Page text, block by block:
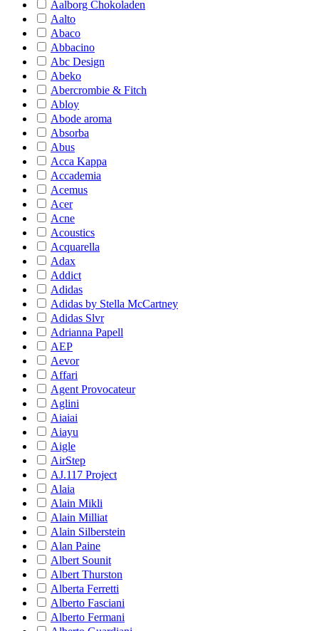
Aalborg Chokoladen
Aalto
Abaco
Abbacino
Abc Design
Abeko
Abercrombie & Fitch
Abloy
Abode aroma
Absorba
Abus
Acca Kappa
Accademia
Acemus
Acer
Acne
Acoustics
Acquarella
Adax
Addict
Adidas
Adidas by Stella McCartney
Adidas Slvr
Adrianna Papell
AEP
Aevor
Affari
Agent Provocateur
Aglini
Aiaiai
Aiayu
Aigle
AirStep
AJ.117 Project
Alaia
Alain Mikli
Alain Milliat
Alain Silberstein
Alan Paine
Albert Sounit
Albert Thurston
Alberta Ferretti
Alberto Fasciani
Alberto Fermani